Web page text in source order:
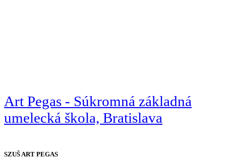
Art Pegas - Súkromná základná
umelecká škola, Bratislava
SZUŠ ART PEGAS